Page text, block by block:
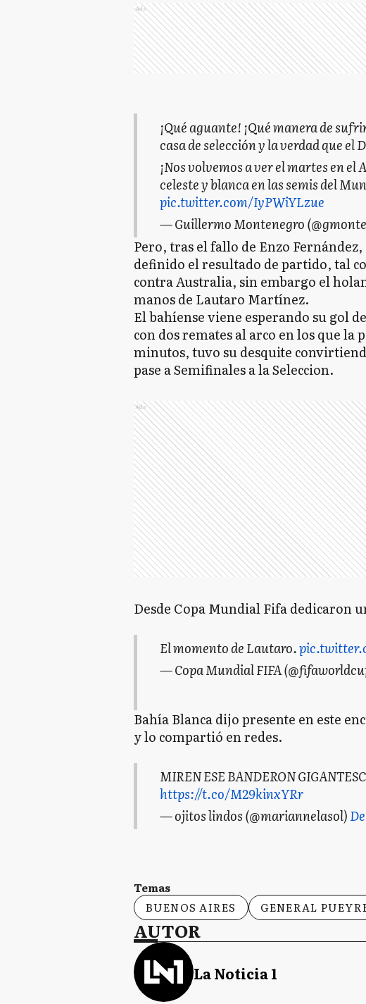
Ads
¡Qué aguante! ¡Qué manera de
casa de selección y la verdad que el
¡Nos volvemos a ver el martes en el
celeste y blanca en las semis del
pic.twitter.com/IyPWiYLzue
— Guillermo Montenegro
Pero, tras el fallo de Enzo
definido el resultado de partido, tal
contra Australia, sin embargo el
manos de Lautaro Martínez.
El bahíense viene esperando su gol
con dos remates al arco en los que la
minutos, tuvo su desquite
pase a Semifinales a la Seleccion.
Ads
Desde Copa Mundial Fifa dedicaron
El momento de Lautaro.
— Copa Mundial FIFA
Bahía Blanca dijo presente en este
y lo compartió en redes.
MIREN ESE BANDERON
https://t.co/M29kinxYRr
— ojitos lindos (@mariannelasol)
Temas
BUENOS AIRES
GENERAL
AUTOR
La Noticia 1